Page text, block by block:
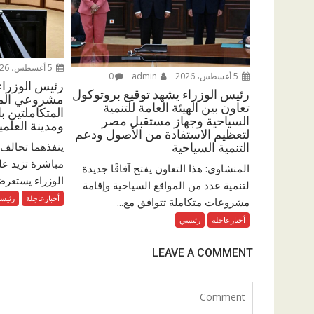
0
رئيس الوزراء يشهد توقيع بروتوكول
تعاون بين الهيئة العامة للتنمية
السياحية وجهاز مستقبل مصر
لتعظيم الاستفادة من الأصول ودعم
التنمية السياحية
المنشاوي: هذا التعاون يفتح آفاقًا جديدة
لتنمية عدد من المواقع السياحية وإقامة
مشروعات متكاملة تتوافق مع...
أخبارعاجلة رئيسي
رئيس
مشروعي
المتكاملتين
ومدينة
ينفذهما
الوزراء
أخبارعاجلة
LEAVE A COMMENT